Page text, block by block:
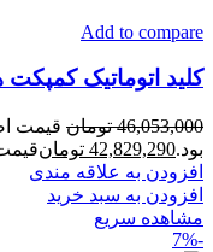
Add to compare
کلید اتوماتیک کمپکت هیوندای 400 آمپر
46,053,000 تومان
بود.42,829,290 تومانقیمت فعلی
افزودن به علاقه مندی
افزودن به سبد خرید
مشاهده سریع
-7%